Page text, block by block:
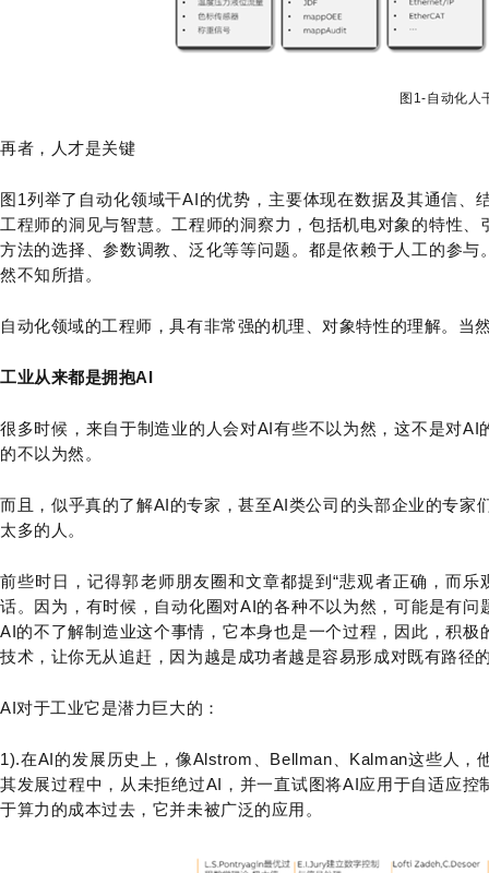
图1-自动化人
再者，人才是关键
图1列举了自动化领域干AI的优势，主要体现在数据及其通信、
工程师的洞见与智慧。 工程师的洞察力，包括机电对象的特性
方法的选择、参数调教、泛化等等问题。都是依赖于人工的参
然不知所措。
自动化领域的工程师，具有非常强的机理、对象特性的理解。
工业从来都是拥抱AI
很多时候，来自于制造业的人会对AI有些不以为然，这不是对
的不以为然。
而且，似乎真的了解AI的专家，甚至AI类公司的头部企业的专
太多的人。
前些时日，记得郭老师朋友圈和文章都提到“悲观者正确，而
话。因为，有时候，自动化圈对AI的各种不以为然，可能是有
AI的不了解制造业这个事情，它本身也是一个过程，因此，积
技术，让你无从追赶，因为越是成功者越是容易形成对既有路径
AI对于工业它是潜力巨大的：
1).在AI的发展历史上，像Alstrom、Bellman、Kalman这些人
其发展过程中，从未拒绝过AI，并一直试图将AI应用于自适应
于算力的成本过去，它并未被广泛的应用。